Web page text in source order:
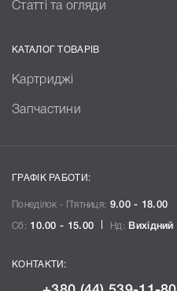
Статті та огляди
КАТАЛОГ ТОВАРІВ
Картриджі
Запчастини
ГРАФІК РАБОТИ:
Понеділок - П`ятниця: 9.00 - 18.00
Сб: 10.00 - 15.00 Нд: Вихідний
КОНТАКТИ: